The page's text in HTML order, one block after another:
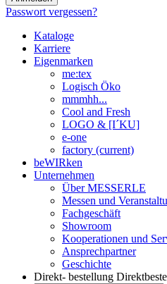
Passwort vergessen?
Kataloge
Karriere
Eigenmarken
me:tex
Logisch Öko
mmmhh...
Cool and Fresh
LOGO & [I´KU]
e-one
factory (current)
beWIRken
Unternehmen
Über MESSERLE
Messen und
Fachgeschäft
Showroom
Kooperationen und
Ansprechpartner
Geschichte
Direkt- bestellung